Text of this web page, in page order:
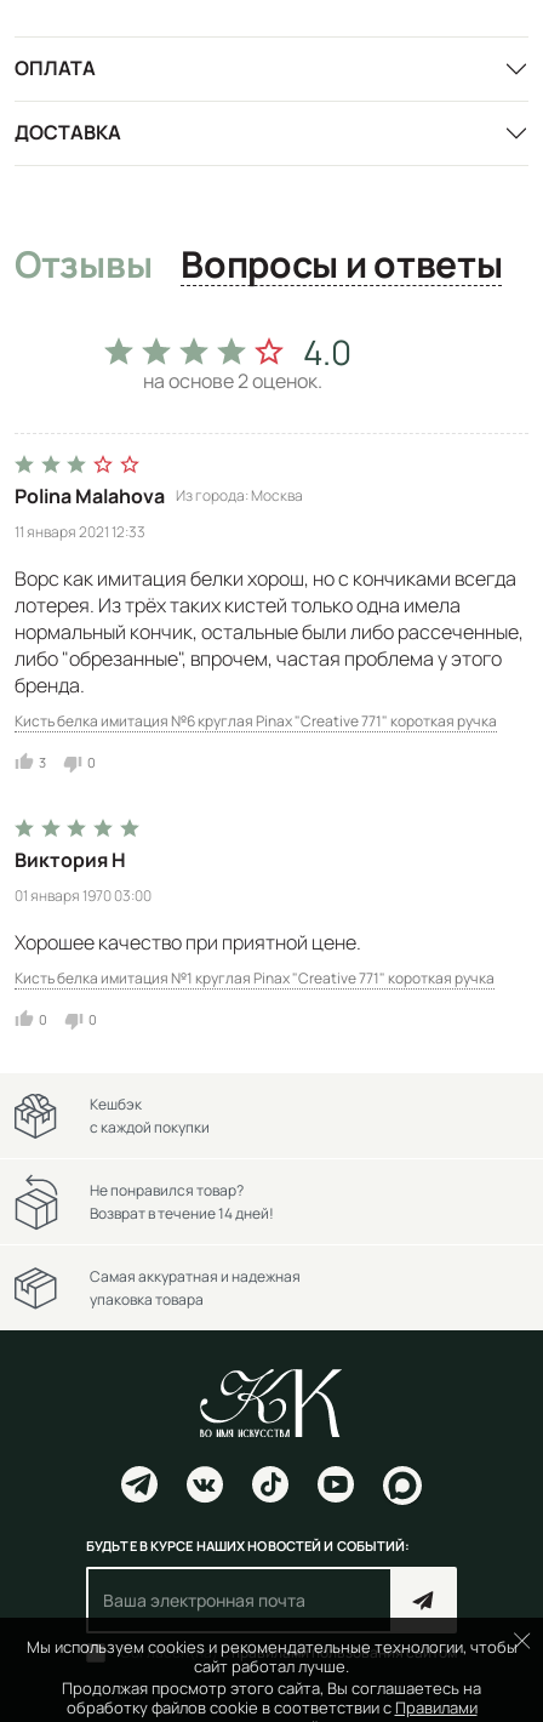
ОПЛАТА
ДОСТАВКА
Отзывы Вопросы и ответы
4.0
на основе2оценок.
Polina Malahova Из города Москва
11 января 2021 12:33
Ворс как имитация белки хорош, но с кончиками всегда
лотерея. Из трёх таких кистей только одна имела
нормальный кончик, остальные были либо рассеченные,
либо "обрезанные", впрочем, частая проблема у этого
бренда.
Кисть белка имитация №6 круглая Pinax "Creative 771" короткая ручка
3 0
Виктория Н
01 января 1970 03:00
Хорошее качество при приятной цене.
Кисть белка имитация №1 круглая Pinax "Creative 771" короткая ручка
0 0
Мы используем cookies и рекомендательные технологии, чтобы
сайт работал лучше.
Продолжая просмотр этого сайта, Вы соглашаетесь на
обработку файлов cookie в соответствии с Правилами
Кешбэк
с каждой покупки
Не понравился товар?
Возврат в течение 14 дней!
Самая аккуратная и надежная
упаковка товара
БУДЬТЕ В КУРСЕ НАШИХ НОВОСТЕЙ И СОБЫТИЙ:
Согласен(на) справилами пользования сайтом